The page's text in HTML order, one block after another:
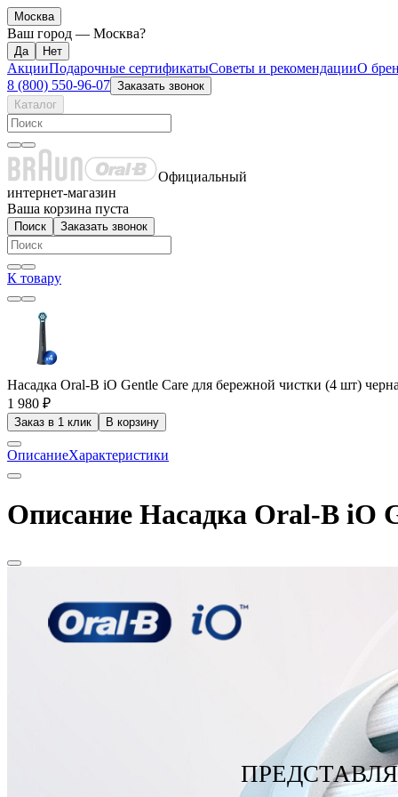
Москва
Ваш город — Москва?
АкцииПодарочные сертификатыСоветы и рекомендацииО
8 (800) 550-96-07 Заказать звонок
Каталог
Официальный
интернет-магазин
Ваша корзина пуста
Поиск Заказать звонок
К товару
Насадка Oral-B iO Gentle Care для бережной чистки (4 шт)
1 980 ₽
Заказ в 1 клик В корзину
ОписаниеХарактеристики
Описание Насадка Oral-B iO